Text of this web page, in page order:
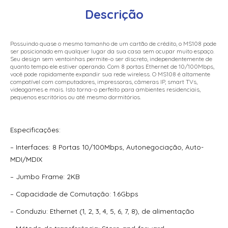
Switch Hikvision Gerenciavel (Via App Hik-Connect)
Switch Hikvision Gerenciavel Metalico Ds-3E1310P-Si 8
Portas Poe 10/100Mbps + 01 Uplink Giga + 01 Sfp Giga
Switch Hikvision Gerenciavel Metalico Gigabit Ds-3E1518P-
Si 16 Portas Poe 10/100/1000Mbps 02 Portas Sfp Giga
Hk1061
Switch Hikvision Gerenciavel Metalico Gigabit Ds-3E1526P-
Si 24 Portas Poe 10/100/1000 Mbps + 02 Portas Sfp Giga
10/100/1000Mbps
Switch Hikvision Gigabit Metalico Ds-3E0508-E(B) 8 Portas
Descrição
Possuindo quase o mesmo tamanho de um cartão de crédito, o MS108 pode
ser posicionado em qualquer lugar da sua casa sem ocupar muito espaço.
Seu design sem ventoinhas permite-o ser discreto, independentemente de
quanto tempo ele estiver operando. Com 8 portas Ethernet de 10/100Mbps,
você pode rapidamente expandir sua rede wireless. O MS108 é altamente
compatível com computadores, impressoras, câmeras IP, smart TVs,
videogames e mais. Isto torna-o perfeito para ambientes residenciais,
pequenos escritórios ou até mesmo dormitórios.
Especificações:
– Interfaces: 8 Portas 10/100Mbps, Autonegociação, Auto-
MDI/MDIX
– Jumbo Frame: 2KB
– Capacidade de Comutação: 1.6Gbps
– Conduziu: Ethernet (1, 2, 3, 4, 5, 6, 7, 8), de alimentação